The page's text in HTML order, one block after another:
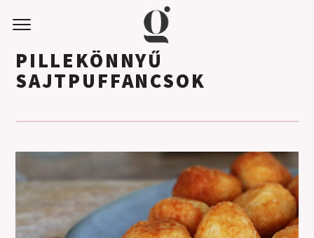
PILLEKÖNNYŰ
SAJTPUFFANCSOK